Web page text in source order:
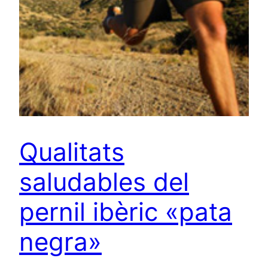
Qualitats
saludables del
pernil ibèric «pata
negra»